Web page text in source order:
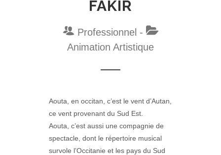
FAKIR
Professionnel -
Animation Artistique
Aouta, en occitan, c’est le vent d’Autan,
ce vent provenant du Sud Est.
Aouta, c’est aussi une compagnie de
spectacle, dont le répertoire musical
survole l’Occitanie et les pays du Sud